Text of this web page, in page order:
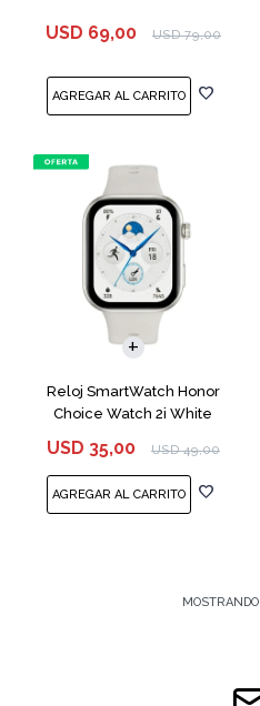
USD 69,00 USD 79,00
Reloj SmartWatch Honor
Choice Watch 2i White
USD 35,00 USD 49,00
MOSTRANDO